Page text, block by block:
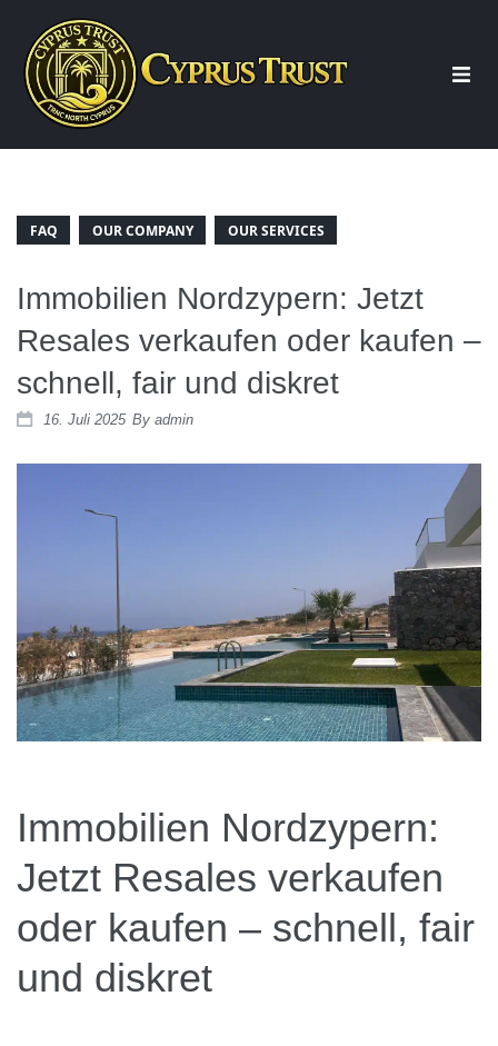
Über uns
Beratung
Immobilien
Wohnung Nordzypern
Kontakt
FAQ OUR COMPANY OUR SERVICES
Immobilien Nordzypern: Jetzt
Resales verkaufen oder kaufen –
schnell, fair und diskret
16. Juli 2025 By admin
Immobilien Nordzypern:
Jetzt Resales verkaufen
oder kaufen – schnell, fair
und diskret